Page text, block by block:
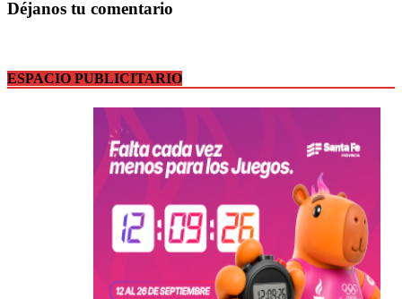
Déjanos tu comentario
ESPACIO PUBLICITARIO